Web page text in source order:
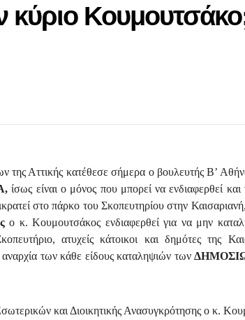
κύριο
της Αττικής κατέθεσε σήμερα ο βουλευτής Β’
ίσως είναι ο μόνος που μπορεί να ενδιαφερθεί
στο πάρκο του Σκοπευτηρίου στην
ο κ. Κουμουτσάκος ενδιαφερθεί για να μην
ατυχείς κάτοικοι και δημότες της
αναρχία των κάθε είδους καταληψιών των
και Διοικητικής Ανασυγκρότησης ο κ.